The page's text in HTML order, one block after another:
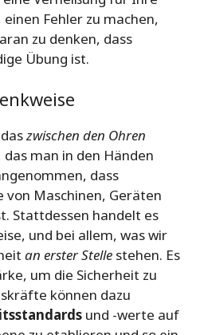
Fehler zu machen,
zu denken, dass
Übung ist.
zwischen den Ohren
man in den Händen
dass
von Maschinen, Geräten
Stattdessen handelt es
und bei allem, was wir
an erster Stelle stehen. Es
um die Sicherheit zu
können dazu
und -werte auf